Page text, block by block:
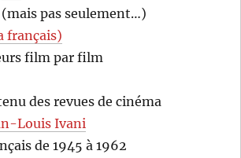
pas seulement…)
français)
film par film
des revues de cinéma
Louis Ivani
de 1945 à 1962